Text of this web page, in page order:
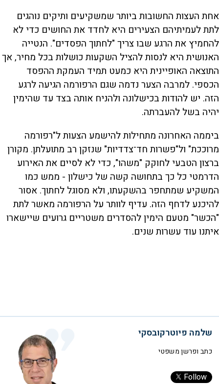
אחת העצות החשובות ביותר שמשקיעים ותיקים נוהגים
לתת לעמיתיהם הצעירים היא לחדד את החושים כדי לא
להחמיץ את הרגע שבו צריך "לחתוך הפסדים". הנטייה
האנושית היא לנסות להציל השקעות כושלות בכל מחיר, אך
התוצאה האופיינית היא כמעט תמיד העמקת ההפסד
הכספי. למרבה הצער נדמה שגם הרפורמה הגיעה לרגע
הזה. יש להודות בכישלונה ולהניח אותה בצד עד שהימין
יהיה בשל להעברתה.
ביממה האחרונה מתחילות להישמע הצעות ל"רפורמה
מרוככת" ול"פשרות חד־צדדיות" שנזקן רב מתועלתן. מקורן
ברצון הטבעי לחוקק "משהו", כדי לא לסיים את האירוע
הדרמטי כל כך בתחושה קשה של כישלון - ממש כמו
המשקיע שמתחפר בהשקעתו, ולא מסוגל לחתוך. אסור
להיכנע לדחף הזה. עדיף לוותר על הרפורמה מאשר לתת
"הכשר" מטעם הימין להסדרים משטריים גרועים שיישארו
איתנו עוד עשרות שנים.
שלמה פיוטרקובסקי
כתב ופרשן משפטי
Follow